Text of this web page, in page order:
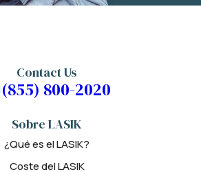
Sobre LASIK
¿Qué es el LASIK?
Coste del LASIK
Contact Us
(855) 800-2020